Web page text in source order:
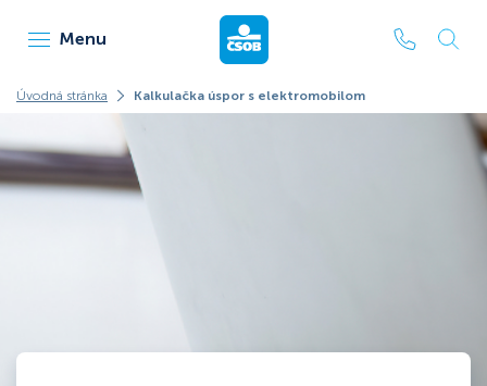
Menu ČSOB Leasing
Úvodná stránka Kalkulačka úspor s elektromobilom